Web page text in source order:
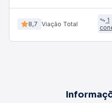
8,7 Viação Total
1